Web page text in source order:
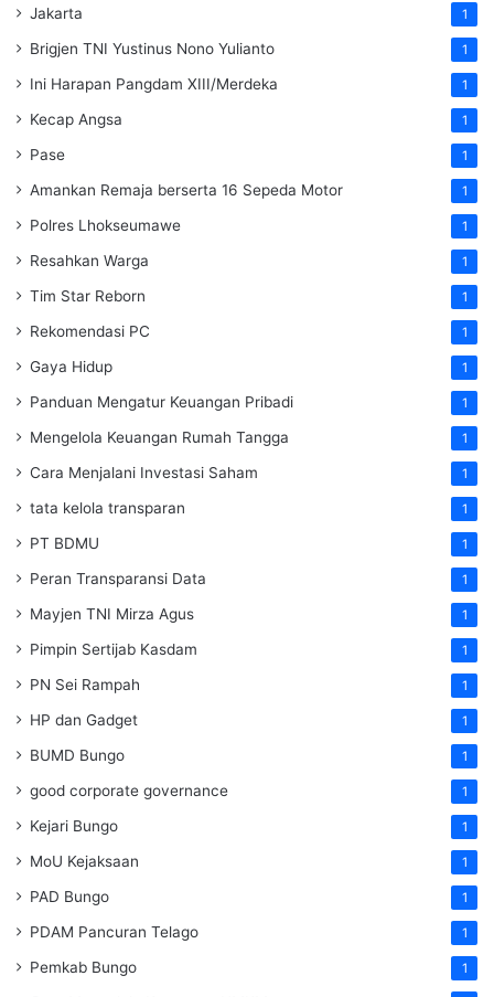
Jakarta 1
Brigjen TNI Yustinus Nono Yulianto 1
Ini Harapan Pangdam XIII/Merdeka 1
Kecap Angsa 1
Pase 1
Amankan Remaja berserta 16 Sepeda Motor 1
Polres Lhokseumawe 1
Resahkan Warga 1
Tim Star Reborn 1
Rekomendasi PC 1
Gaya Hidup 1
Panduan Mengatur Keuangan Pribadi 1
Mengelola Keuangan Rumah Tangga 1
Cara Menjalani Investasi Saham 1
tata kelola transparan 1
PT BDMU 1
Peran Transparansi Data 1
Mayjen TNI Mirza Agus 1
Pimpin Sertijab Kasdam 1
PN Sei Rampah 1
HP dan Gadget 1
BUMD Bungo 1
good corporate governance 1
Kejari Bungo 1
MoU Kejaksaan 1
PAD Bungo 1
PDAM Pancuran Telago 1
Pemkab Bungo 1